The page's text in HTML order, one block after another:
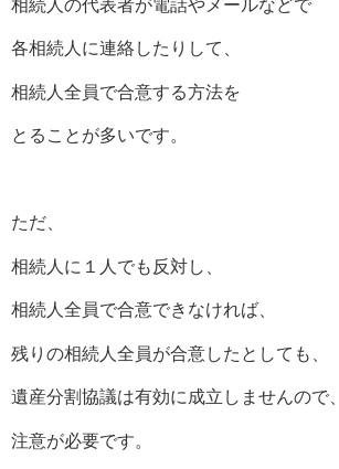
相続人の代表者が電話やメールなどで
各相続人に連絡したりして、
相続人全員で合意する方法を
とることが多いです。
ただ、
相続人に１人でも反対し、
相続人全員で合意できなければ、
残りの相続人全員が合意したとしても、
遺産分割協議は有効に成立しませんので、
注意が必要です。